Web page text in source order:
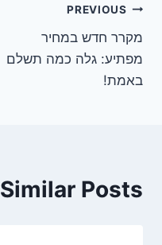
ניווט
PREVIOUS
מקרר חדש במחיר
מפתיע: גלה כמה תשלם
באמת!
Similar Posts